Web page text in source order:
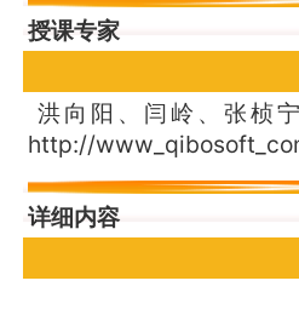
授课专家
洪向阳、闫岭、张桢
http://
详细内容